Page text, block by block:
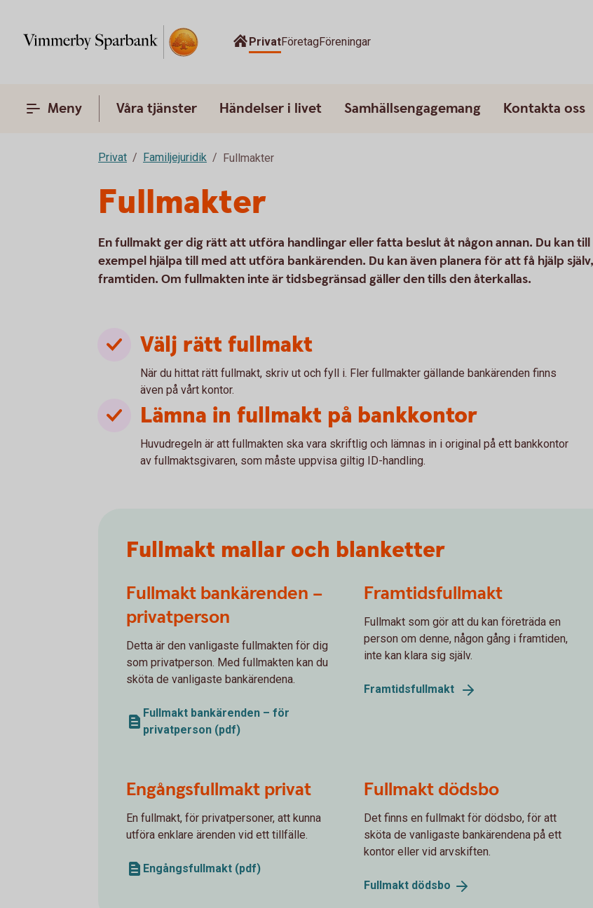
PrivatFöretagFöreningar
Meny Våra tjänster Händelser i livet Samhällsengagemang Kontakta oss
Privat Familjejuridik Fullmakter
Fullmakter
En fullmakt ger dig rätt att utföra handlingar eller fatta beslut åt någon annan. Du kan till
exempel hjälpa till med att utföra bankärenden. Du kan även planera för att få hjälp
framtiden. Om fullmakten inte är tidsbegränsad gäller den tills den återkallas.
Välj rätt fullmakt
När du hittat rätt fullmakt, skriv ut och fyll i. Fler fullmakter gällande bankärenden finns
även på vårt kontor.
Lämna in fullmakt på bankkontor
Huvudregeln är att fullmakten ska vara skriftlig och lämnas in i original på ett bankkontor
av fullmaktsgivaren, som måste uppvisa giltig ID-handling.
Fullmakt mallar och blanketter
Fullmakt bankärenden –
privatperson
Detta är den vanligaste fullmakten för dig
som privatperson. Med fullmakten kan du
sköta de vanligaste bankärendena.
Fullmakt bankärenden – för
privatperson (pdf)
Framtidsfullmakt
Fullmakt som gör att du kan företräda en
person om denne, någon gång i framtiden,
inte kan klara sig själv.
Framtidsfullmakt
Engångsfullmakt privat
En fullmakt, för privatpersoner, att kunna
utföra enklare ärenden vid ett tillfälle.
Engångsfullmakt (pdf)
Fullmakt dödsbo
Det finns en fullmakt för dödsbo, för att
sköta de vanligaste bankärendena på ett
kontor eller vid arvskiften.
Fullmakt dödsbo